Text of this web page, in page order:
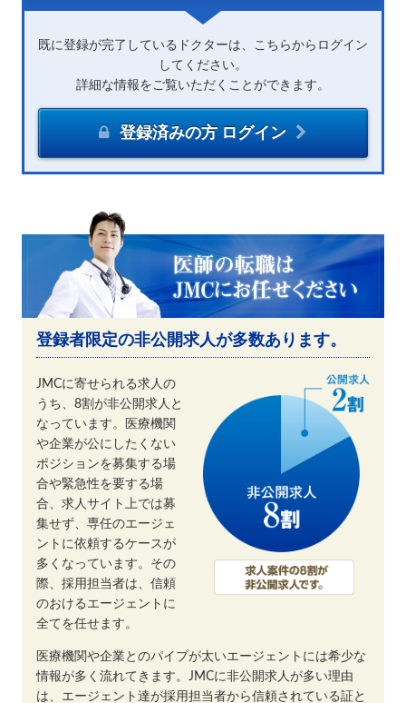
既に登録が完了しているドクターは、こちらからログイン
してください。
詳細な情報をご覧いただくことができます。
登録済みの方 ログイン
登録者限定の非公開求人が多数あります。
JMCに寄せられる求人の
うち、8割が非公開求人と
なっています。医療機関
や企業が公にしたくない
ポジションを募集する場
合や緊急性を要する場
合、求人サイト上では募
集せず、専任のエージェ
ントに依頼するケースが
多くなっています。その
際、採用担当者は、信頼
のおけるエージェントに
全てを任せます。
医療機関や企業とのパイプが太いエージェントには希少な
情報が多く流れてきます。JMCに非公開求人が多い理由
は、エージェント達が採用担当者から信頼されている証と